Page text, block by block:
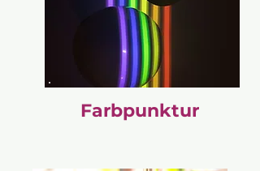
Farbpunktur